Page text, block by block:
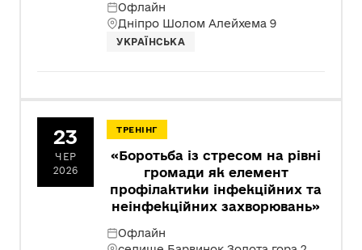
Офлайн
Дніпро Шолом Алейхема 9
УКРАЇНСЬКА
23
ЧЕР
2026
ТРЕНІНГ
«Боротьба із стресом на рівні
громади як елемент
профілактики інфекційних та
неінфекційних захворювань»
Офлайн